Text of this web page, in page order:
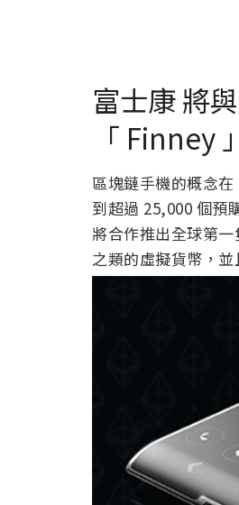
富士康 將
「 Finney 」
區塊鏈手機的概念
到超過 25,000 個預
將合作推出全球第
之類的虛擬貨幣，